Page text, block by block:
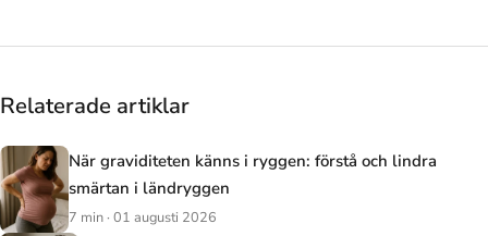
Relaterade artiklar
När graviditeten känns i ryggen: förstå och lindra
smärtan i ländryggen
7 min · 01 augusti 2026